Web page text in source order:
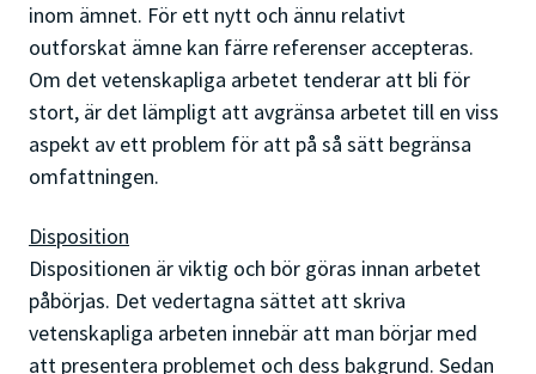
inom ämnet. För ett nytt och ännu relativt
outforskat ämne kan färre referenser accepteras.
Om det vetenskapliga arbetet tenderar att bli för
stort, är det lämpligt att avgränsa arbetet till en viss
aspekt av ett problem för att på så sätt begränsa
omfattningen.
Disposition
Dispositionen är viktig och bör göras innan arbetet
påbörjas. Det vedertagna sättet att skriva
vetenskapliga arbeten innebär att man börjar med
att presentera problemet och dess bakgrund. Sedan